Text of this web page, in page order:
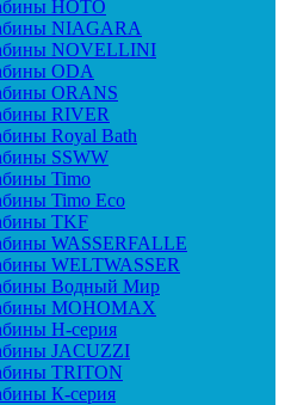
HOTO
NIAGARA
NOVELLINI
ODA
ORANS
RIVER
Royal Bath
SSWW
Timo
Timo Eco
TKF
WASSERFALLE
WELTWASSER
Водный Мир
МОНОМАХ
H-серия
JACUZZI
TRITON
К-серия